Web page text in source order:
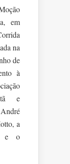
em
na
de
à
e
a
e o